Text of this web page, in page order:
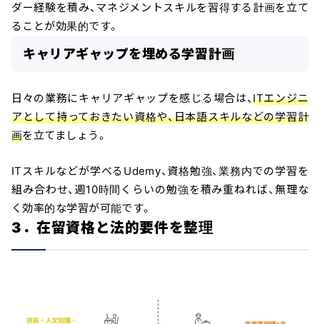
ダー経験を積み、マネジメントスキルを習得する計画を立て
ることが効果的です。
キャリアギャップを埋める学習計画
日々の業務にキャリアギャップを感じる場合は、ITエンジニ
アとして持っておきたい資格や、日本語スキルなどの学習計
画を立てましょう。
ITスキルなどが学べるUdemy、資格勉強、業務内での学習を
組み合わせ、週10時間くらいの勉強を積み重ねれば、無理な
く効率的な学習が可能です。
3．在留資格と法的要件を整理